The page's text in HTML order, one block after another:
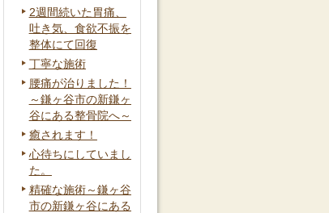
2週間続いた胃痛、
吐き気、食欲不振を
整体にて回復
丁寧な施術
腰痛が治りました！
～鎌ヶ谷市の新鎌ヶ
谷にある整骨院へ～
癒されます！
心待ちにしていまし
た。
精確な施術～鎌ヶ谷
市の新鎌ヶ谷にある